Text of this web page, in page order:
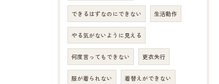
できるはずなのにできない 生活動作
やる気がないように見える
何度言ってもできない 更衣失行
服が着られない 着替えができない